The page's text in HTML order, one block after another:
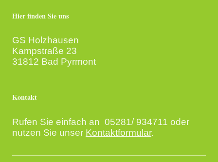
Hier finden Sie uns
GS Holzhausen
Kampstraße 23
31812 Bad Pyrmont
Kontakt
Rufen Sie einfach an 05281/ 934711 oder
nutzen Sie unser Kontaktformular.